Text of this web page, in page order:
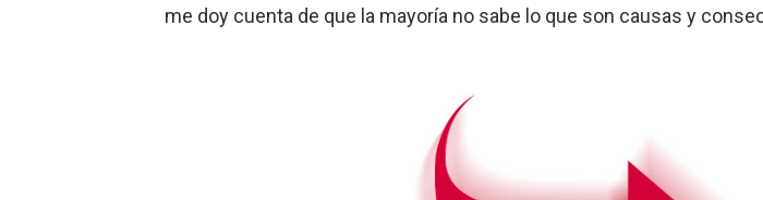
Dios es Cambio: Filosofía Earthseed para el fin del mundo
Mis historias favoritas de Superman
Transformers: ¿Una película marxista?
me doy cuenta de que la mayoría no sabe lo que son causas y